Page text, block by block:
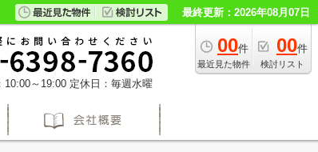
最終更新：2026年08月07日
00件
最近見た物件
00件
検討リスト
10:00～19:00 定休日：毎週水曜